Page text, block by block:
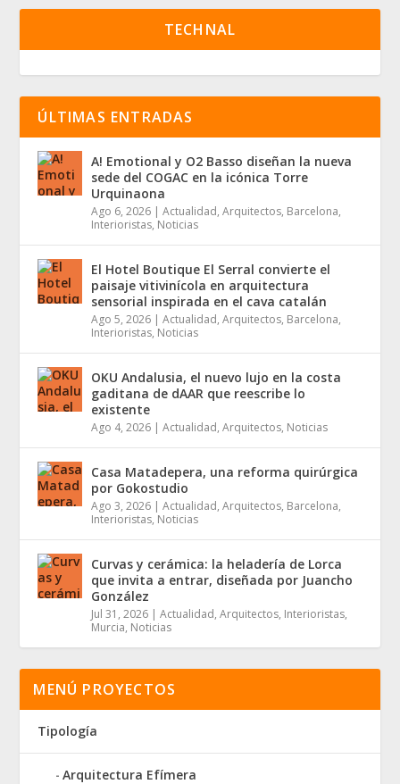
TECHNAL
ÚLTIMAS ENTRADAS
A! Emotional y O2 Basso diseñan la nueva
sede del COGAC en la icónica Torre
Urquinaona
Ago 6, 2026 |Actualidad,Arquitectos, Barcelona,
Interioristas, Noticias
El Hotel Boutique El Serral convierte el
paisaje vitivinícola en arquitectura
sensorial inspirada en el cava catalán
Ago 5, 2026 |Actualidad,Arquitectos, Barcelona,
Interioristas, Noticias
OKU Andalusia, el nuevo lujo en la costa
gaditana de dAAR que reescribe lo
existente
Ago 4, 2026 |Actualidad,Arquitectos, Noticias
Casa Matadepera, una reforma quirúrgica
por Gokostudio
Ago 3, 2026 |Actualidad,Arquitectos, Barcelona,
Interioristas, Noticias
Curvas y cerámica: la heladería de Lorca
que invita a entrar, diseñada por Juancho
González
Jul 31, 2026 |Actualidad,Arquitectos, Interioristas,
Murcia, Noticias
MENÚ PROYECTOS
Tipología
Arquitectura Efímera